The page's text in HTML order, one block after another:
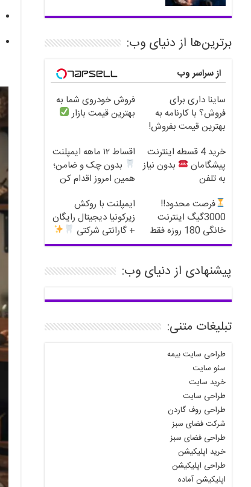
برترین‌ها از دنیای وب:
از سراسر وب
ساینا داری برای
فروش؟ با کارنامه به
بهترین قیمت بفروش!
فروش خودروی شما به
بهترین قیمت بازار
خرید 4 قسطه اینترنت
پیشگامان
بدون نیاز
به تلفن
اقساط ۱۲ ماهه ایمپلنت
بدون چک و ضامن؛
همین امروز اقدام کن
فرصت محدود!!
3000گیگ اینترنت
خانگی 180 روزه فقط
600 هزارتومان!!
ایمپلنت با روکش
زیرکونیا دیجیتال رایگان
+ گارانتی شرکتی
پیشنهادی از دنیای وب:
تبلیغات متنی:
طراحی سایت بیمه
سئو سایت
خرید سایت
طراحی سایت
طراحی روف گاردن
شرکت فضای سبز
طراحی فضای سبز
خرید اپلیکیشن
طراحی اپلیکیشن
اپلیکیشن آماده